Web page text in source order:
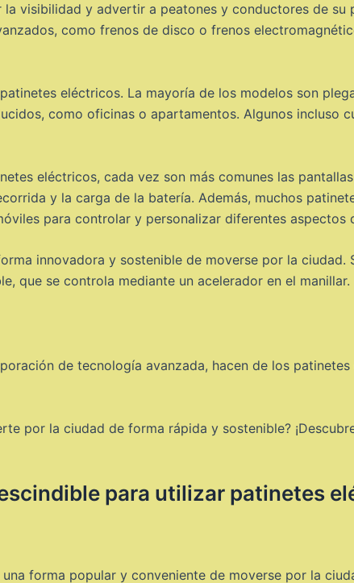
visibilidad y advertir a peatones y conductores de su
como frenos de disco o frenos
eléctricos. La mayoría de los modelos son
como oficinas o apartamentos. Algunos incluso
eléctricos, cada vez son más comunes las
y la carga de la batería. Además, muchos
para controlar y personalizar diferentes aspectos
innovadora y sostenible de moverse por la ciudad.
que se controla mediante un acelerador en el manillar.
de tecnología avanzada, hacen de los
por la ciudad de forma rápida y sostenible?
para utilizar patinetes
forma popular y conveniente de moverse por la